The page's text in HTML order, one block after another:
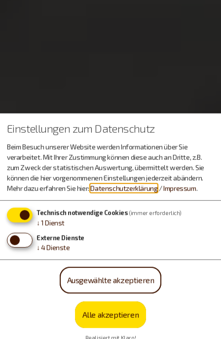
Möchten Sie von OpenStreetMap/Leaflet bereitgestellte
externe Inhalte laden?
Einstellungen zum Datenschutz
Beim Besuch unserer Website werden Informationen über Sie
verarbeitet. Mit Ihrer Zustimmung können diese auch an Dritte, z.B.
zum Zweck der statistischen Auswertung, übermittelt werden. Sie
können die hier vorgenommenen Einstellungen jederzeit abändern.
Mehr dazu erfahren Sie hier:Datenschutzerklärung /Impressum.
Technisch notwendige Cookies (immer erforderlich)
↓ 1 Dienst
Externe Dienste
↓ 4Dienste
Ausgewählte akzeptieren
Alle akzeptieren
Realisiert mit Klaro!